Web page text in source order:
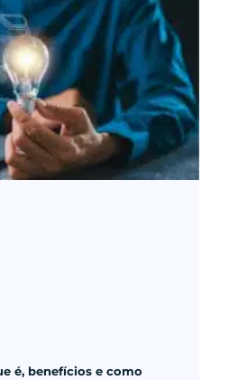
é, benefícios e como